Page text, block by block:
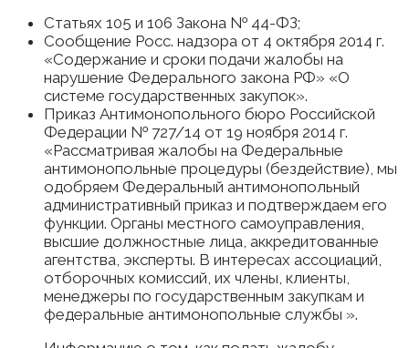
Статьях 105 и 106 Закона № 44-ФЗ;
Сообщение Росс. надзора от 4 октября 2014 г.
«Содержание и сроки подачи жалобы на
нарушение Федерального закона РФ» «О
системе государственных закупок».
Приказ Антимонопольного бюро Российской
Федерации № 727/14 от 19 ноября 2014 г.
«Рассматривая жалобы на Федеральные
антимонопольные процедуры (бездействие), мы
одобряем Федеральный антимонопольный
административный приказ и подтверждаем его
функции. Органы местного самоуправления,
высшие должностные лица, аккредитованные
агентства, эксперты. В интересах ассоциаций,
отборочных комиссий, их члены, клиенты,
менеджеры по государственным закупкам и
федеральные антимонопольные службы ».